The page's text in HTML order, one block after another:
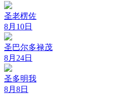
圣老楞佐
8月10日
圣巴尔多禄茂
8月24日
圣多明我
8月8日